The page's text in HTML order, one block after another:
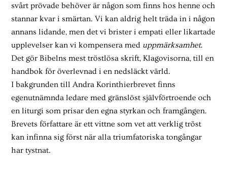
svårt prövade behöver är någon som finns hos henne och
stannar kvar i smärtan. Vi kan aldrig helt träda in i någon
annans lidande, men det vi brister i empati eller likartade
upplevelser kan vi kompensera med uppmärksamhet.
Det gör Bibelns mest tröstlösa skrift, Klagovisorna, till en
handbok för överlevnad i en nedsläckt värld.
I bakgrunden till Andra Korinthierbrevet finns
egenutnämnda ledare med gränslöst självförtroende och
en liturgi som prisar den egna styrkan och framgången.
Brevets författare är ett vittne som vet att verklig tröst
kan infinna sig först när alla triumfatoriska tongångar
har tystnat.